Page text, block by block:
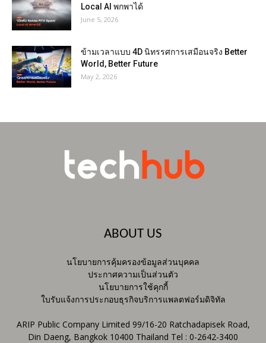
Local AI พกพาได้
June 5, 2026
ข้ามเวลาแบบ 4D นิทรรศการเสมือนจริง Better
World, Better Future
May 2, 2026
ABOUT US
นโยบายการคุ้มครองข้อมูลส่วนบุคคล
ประกาศความเป็นส่วนตัว
นโยบายการใช้คุกกี้
ใบรับแจ้งการประกอบธุรกิจบริการแพลตฟอร์มดิจิทัล
ARIP Public Company Limited 99/16-20 Ratchadapisek Road,
Din Daeng, Bangkok 10400 Thailand Tel : 0-2642-3400